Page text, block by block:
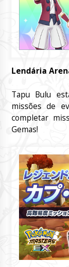
Lendária
Tapu Bulu
missões de
completar
Gemas!